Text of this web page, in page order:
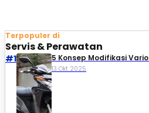
Terpopuler di
Servis & Perawatan
#1 5 Konsep Modifikasi
13 Okt 2025